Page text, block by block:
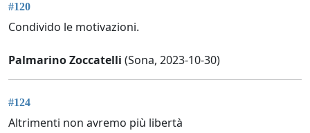
#120
Condivido le motivazioni.
Palmarino Zoccatelli (Sona, 2023-10-30)
#124
Altrimenti non avremo più libertà